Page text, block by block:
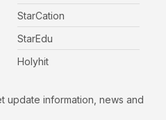
StarCation
StarEdu
Holyhit
update information, news and